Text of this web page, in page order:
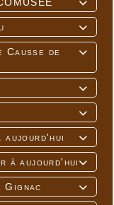



de




à aujourd'hui

Gignac